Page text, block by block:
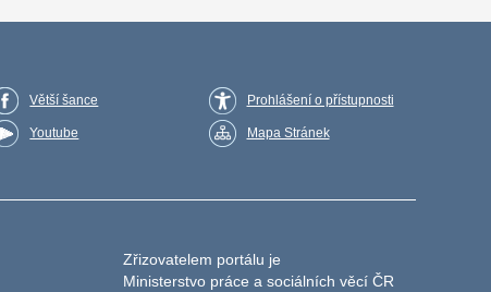
Větší šance
Youtube
Prohlášení o přístupnosti
Mapa Stránek
Zřizovatelem portálu je
Ministerstvo práce a sociálních věcí ČR